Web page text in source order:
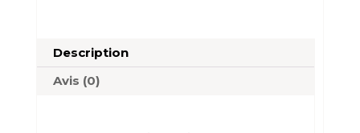
Description
Avis (0)